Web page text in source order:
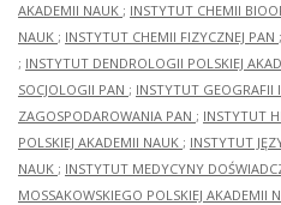
AKADEMII NAUK ; INSTYTUT CHEMII
NAUK ; INSTYTUT CHEMII FIZYCZNEJ PAN ;
; INSTYTUT DENDROLOGII POLSKIEJ
SOCJOLOGII PAN ; INSTYTUT GEOGRAFII
ZAGOSPODAROWANIA PAN ; INSTYTUT
POLSKIEJ AKADEMII NAUK ; INSTYTUT
NAUK ; INSTYTUT MEDYCYNY
MOSSAKOWSKIEGO POLSKIEJ AKADEMII